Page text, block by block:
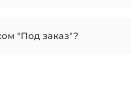
"Под заказ"?